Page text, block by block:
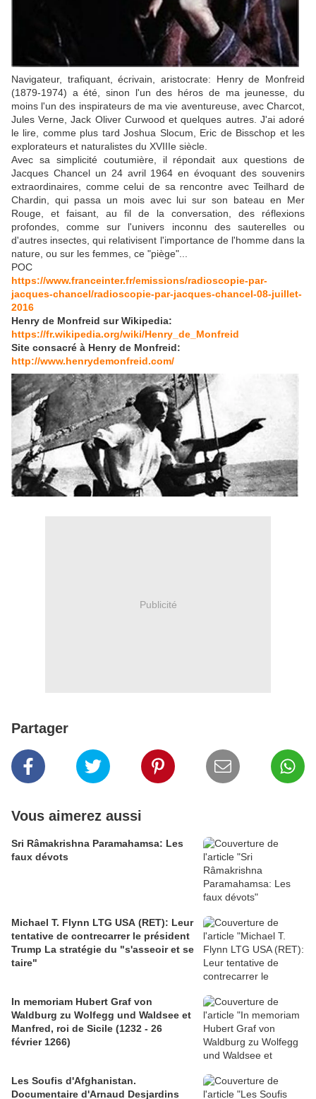
Navigateur, trafiquant, écrivain, aristocrate: Henry de Monfreid
(1879-1974) a été, sinon l'un des héros de ma jeunesse, du
moins l'un des inspirateurs de ma vie aventureuse, avec Charcot,
Jules Verne, Jack Oliver Curwood et quelques autres. J'ai adoré
le lire, comme plus tard Joshua Slocum, Eric de Bisschop et les
explorateurs et naturalistes du XVIIIe siècle.
Avec sa simplicité coutumière, il répondait aux questions de
Jacques Chancel un 24 avril 1964 en évoquant des souvenirs
extraordinaires, comme celui de sa rencontre avec Teilhard de
Chardin, qui passa un mois avec lui sur son bateau en Mer
Rouge, et faisant, au fil de la conversation, des réflexions
profondes, comme sur l'univers inconnu des sauterelles ou
d'autres insectes, qui relativisent l'importance de l'homme dans la
nature, ou sur les femmes, ce "piège"...
POC
https://www.franceinter.fr/emissions/radioscopie-par-
jacques-chancel/radioscopie-par-jacques-chancel-08-juillet-
2016
Henry de Monfreid sur Wikipedia:
https://fr.wikipedia.org/wiki/Henry_de_Monfreid
Site consacré à Henry de Monfreid:
http://www.henrydemonfreid.com/
Publicité
Partager
Vous aimerez aussi
Sri Râmakrishna Paramahamsa: Les
faux dévots
Michael T. Flynn LTG USA (RET): Leur
tentative de contrecarrer le président
Trump La stratégie du "s'asseoir et se
taire"
In memoriam Hubert Graf von
Waldburg zu Wolfegg und Waldsee et
Manfred, roi de Sicile (1232 - 26
février 1266)
Les Soufis d'Afghanistan.
Documentaire d'Arnaud Desjardins